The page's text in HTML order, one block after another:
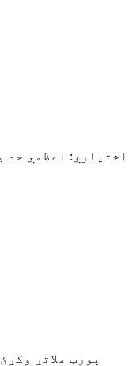
د COM پورټ سره د USB پورټ ملاتړ وکړئ